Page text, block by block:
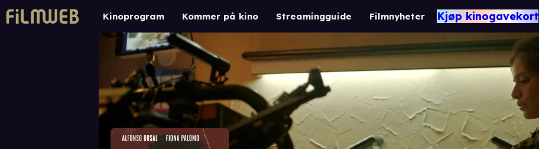
Kinoprogram Kommer på kino Streamingguide Filmnyheter Kjøp kinogavekort